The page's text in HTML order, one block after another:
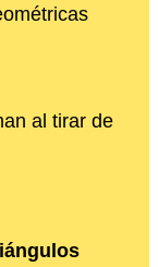
al tirar de